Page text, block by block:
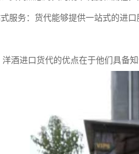
服务：货代能够提供一站式的进
酒进口货代的优点在于他们具备